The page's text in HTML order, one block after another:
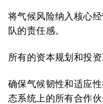
将气候风险纳入核心
队的责任感。
所有的资本规划和投
确保气候韧性和适应
态系统上的所有合作伙